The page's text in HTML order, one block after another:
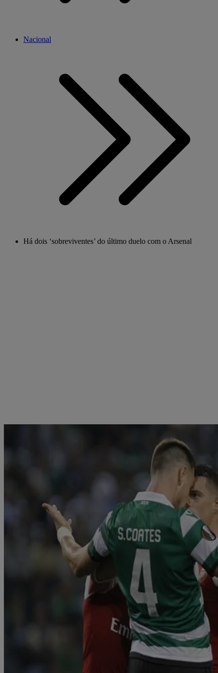
Nacional
Há dois ‘sobreviventes’ do último duelo com o Arsenal